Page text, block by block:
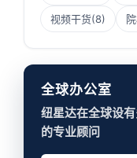
视频干货(8)
全球办公室
纽星达在全球设
的专业顾问